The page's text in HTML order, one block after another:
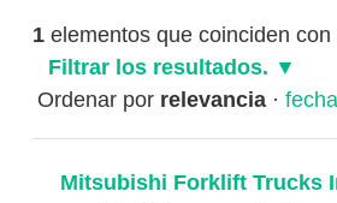
1elementos que coinciden
Filtrar los resultados.
Ordenar por relevancia ·
Mitsubishi Forklift Trucks